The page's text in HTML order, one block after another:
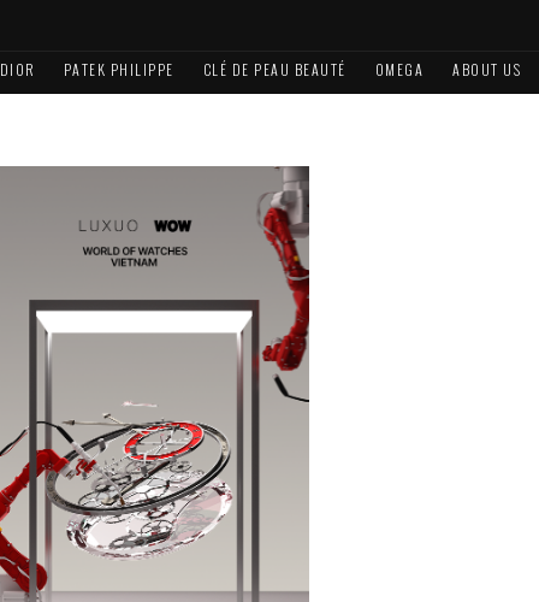
DIOR PATEK PHILIPPE CLÉ DE PEAU BEAUTÉ OMEGA ABOUT US